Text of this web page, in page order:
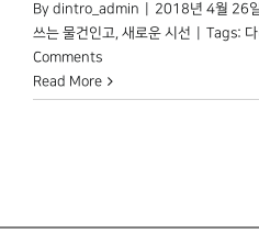
By dintro_admin 2018년 4월 26
쓰는 물건인고, 새로운 시선 Tags:
Comments
Read More